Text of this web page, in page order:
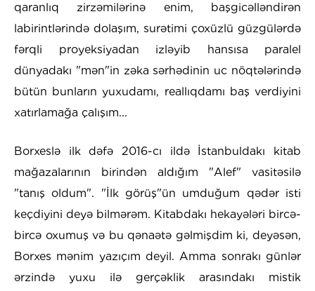
qaranlıq zirzəmilərinə enim, başgicəlləndirən
labirintlərində dolaşım, surətimi çoxüzlü güzgülərdə
fərqli proyeksiyadan izləyib hansısa paralel
dünyadakı "mən"in zəka sərhədinin uc nöqtələrində
bütün bunların yuxudamı, reallıqdamı baş verdiyini
xatırlamağa çalışım...
Borxeslə ilk dəfə 2016-cı ildə İstanbuldakı kitab
mağazalarının birindən aldığım "Alef" vasitəsilə
"tanış oldum". "İlk görüş"ün umduğum qədər isti
keçdiyini deyə bilmərəm. Kitabdakı hekayələri bircə-
bircə oxumuş və bu qənaətə gəlmişdim ki, deyəsən,
Borxes mənim yazıçım deyil. Amma sonrakı günlər
ərzində yuxu ilə gerçəklik arasındakı mistik